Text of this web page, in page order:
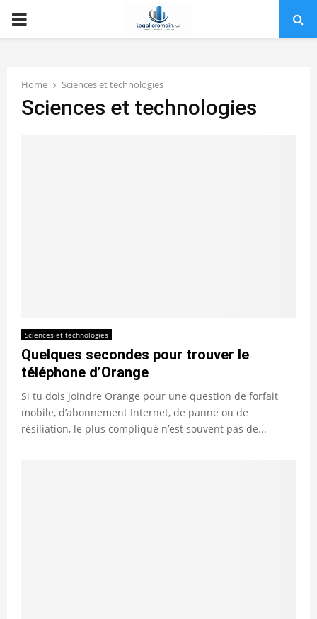
PRIMARY
Home Sciences et technologies
Sciences et technologies
Sciences et technologies
Quelques secondes pour trouver le
téléphone d’Orange
Si tu dois joindre Orange pour une question de forfait
mobile, d’abonnement Internet, de panne ou de
résiliation, le plus compliqué n’est souvent pas de...